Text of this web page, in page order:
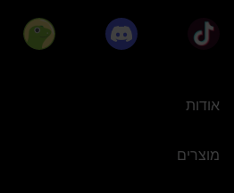
אודות
מוצרים